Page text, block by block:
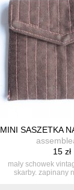
MINI SASZETKA
15 zł
mały schowek
skarby. zapinany